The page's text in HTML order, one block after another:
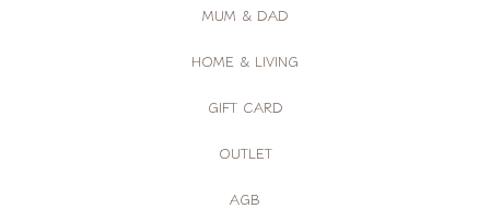
MUM & DAD
HOME & LIVING
GIFT CARD
OUTLET
AGB